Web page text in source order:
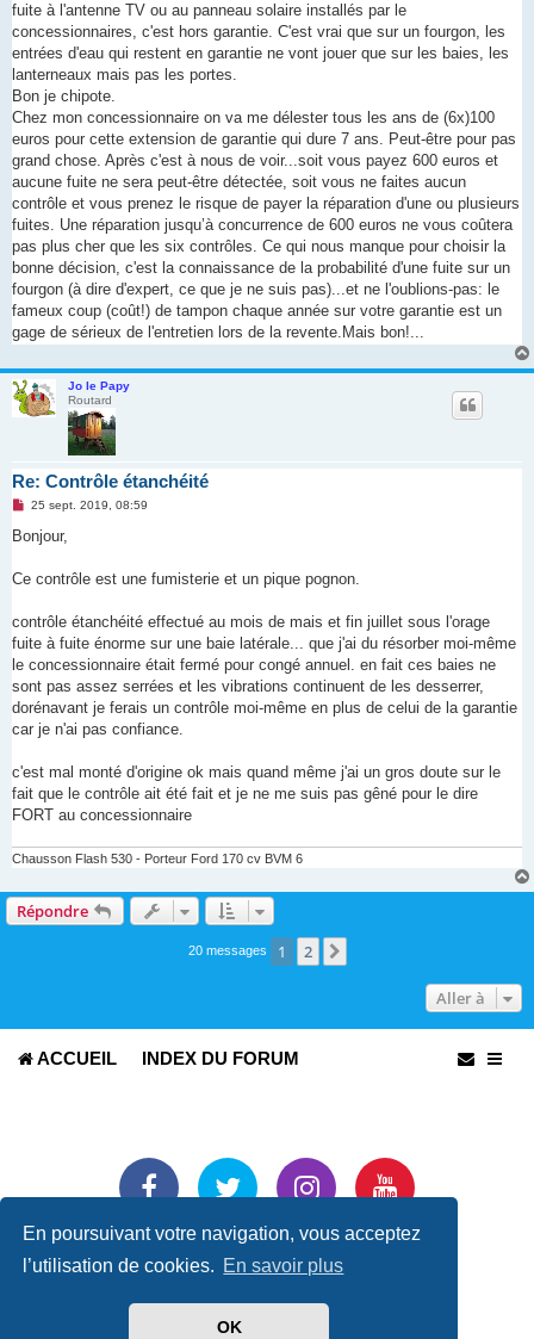
En poursuivant votre navigation, vous acceptez
l’utilisation de cookies. En savoir plus
OK
fuite à l'antenne TV ou au panneau solaire installés par le
concessionnaires, c'est hors garantie. C'est vrai que sur un fourgon, les
entrées d'eau qui restent en garantie ne vont jouer que sur les baies, les
lanterneaux mais pas les portes.
Bon je chipote.
Chez mon concessionnaire on va me délester tous les ans de (6x)100
euros pour cette extension de garantie qui dure 7 ans. Peut-être pour pas
grand chose. Après c'est à nous de voir...soit vous payez 600 euros et
aucune fuite ne sera peut-être détectée, soit vous ne faites aucun
contrôle et vous prenez le risque de payer la réparation d'une ou plusieurs
fuites. Une réparation jusqu’à concurrence de 600 euros ne vous coûtera
pas plus cher que les six contrôles. Ce qui nous manque pour choisir la
bonne décision, c'est la connaissance de la probabilité d'une fuite sur un
fourgon (à dire d'expert, ce que je ne suis pas)...et ne l'oublions-pas: le
fameux coup (coût!) de tampon chaque année sur votre garantie est un
gage de sérieux de l'entretien lors de la revente.Mais bon!...
Jo le Papy
Routard
Re: Contrôle étanchéité
M
s
g
o
l
u
25 sept. 2019, 08:59
Bonjour,
Ce contrôle est une fumisterie et un pique pognon.
contrôle étanchéité effectué au mois de mais et fin juillet sous l'orage
fuite à fuite énorme sur une baie latérale... que j'ai du résorber moi-même
le concessionnaire était fermé pour congé annuel. en fait ces baies ne
sont pas assez serrées et les vibrations continuent de les desserrer,
dorénavant je ferais un contrôle moi-même en plus de celui de la garantie
car je n'ai pas confiance.
c'est mal monté d'origine ok mais quand même j'ai un gros doute sur le
fait que le contrôle ait été fait et je ne me suis pas gêné pour le dire
FORT au concessionnaire
Chausson Flash 530 - Porteur Ford 170 cv BVM 6
Répondre
20 messages 1 2
Aller à
ACCUEIL INDEX DU FORUM
Développé parphpBB ® Forum Software © phpBB Limited
Traduit parphpBB-fr.com